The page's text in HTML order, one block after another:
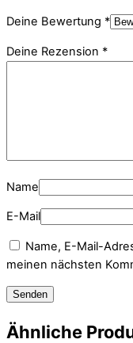
Deine Bewertung *
Deine Rezension *
Name
E-Mail
Name, E-Mail-
meinen nächsten
Ähnliche